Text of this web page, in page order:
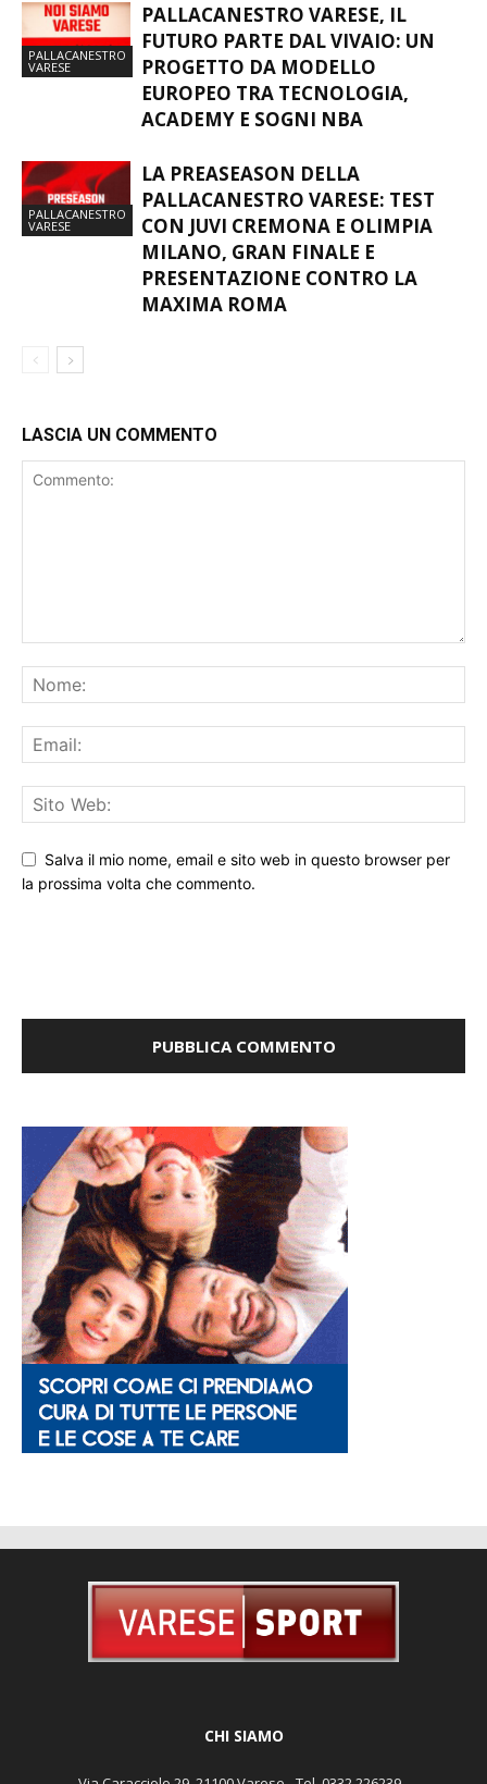
PALLACANESTRO
VARESE
PALLACANESTRO VARESE, IL
FUTURO PARTE DAL VIVAIO: UN
PROGETTO DA MODELLO
EUROPEO TRA TECNOLOGIA,
ACADEMY E SOGNI NBA
PALLACANESTRO
VARESE
LA PREASEASON DELLA
PALLACANESTRO VARESE: TEST
CON JUVI CREMONA E OLIMPIA
MILANO, GRAN FINALE E
PRESENTAZIONE CONTRO LA
MAXIMA ROMA
LASCIA UN COMMENTO
Salva il mio nome, email e sito web in questo browser per
la prossima volta che commento.
CHI SIAMO